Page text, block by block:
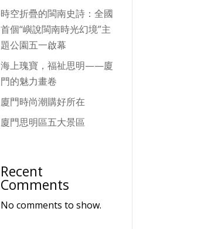
時空折疊的閩南史詩：全國
首個“嶼說閩南時光幻境”主
題公園五一啟幕
海上瑰寶，福祉思明——廈
門的魅力畫卷
廈門時尚潮購好所在
廈門思明區五大景區
Recent
Comments
No comments to show.